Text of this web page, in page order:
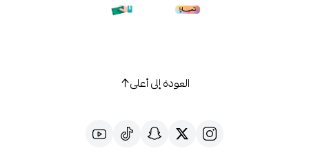
العودة إلى أعلى